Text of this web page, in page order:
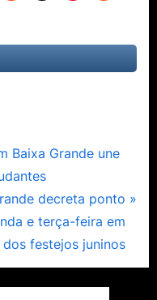
Baixa Grande une
decreta ponto
e terça-feira em
dos festejos juninos